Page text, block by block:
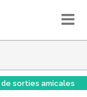
de sorties amicales